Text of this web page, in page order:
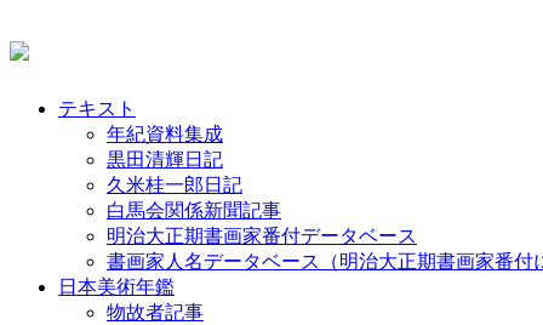
テキスト
年紀資料集成
黒田清輝日記
久米桂一郎日記
白馬会関係新聞記事
明治大正期書画家番付データベース
書画家人名データベース（明治大正期書画家番付
日本美術年鑑
物故者記事